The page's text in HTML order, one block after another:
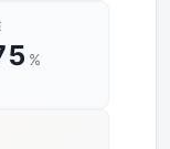
%